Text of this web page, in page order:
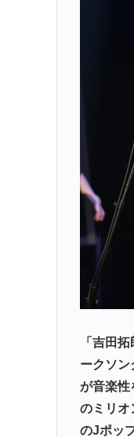
小さいのがいる
ガチで死にたい
新しいキーボー
ド壊れなくて買
「世界唯一の被
配布する輩が発生
Powered by livedoor
「吉田
ークソン
が音楽性
のミリオ
のJポッ